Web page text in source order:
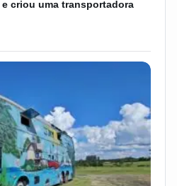
criou uma transportadora